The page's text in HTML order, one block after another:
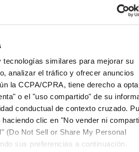
tecnologías similares para mejorar su
analizar el tráfico y ofrecer anuncios
la CCPA/CPRA, tiene derecho a
o el "uso compartido" de su
conductual de contexto cruzado.
clic en "No vender ni
(Do Not Sell or Share My Personal
sus preferencias a continuación.
'AL-GHAZALI RIYADH'
RIYADH